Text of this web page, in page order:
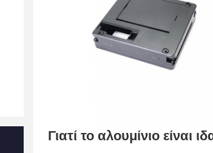
Γιατί το αλουμίνιο είναι